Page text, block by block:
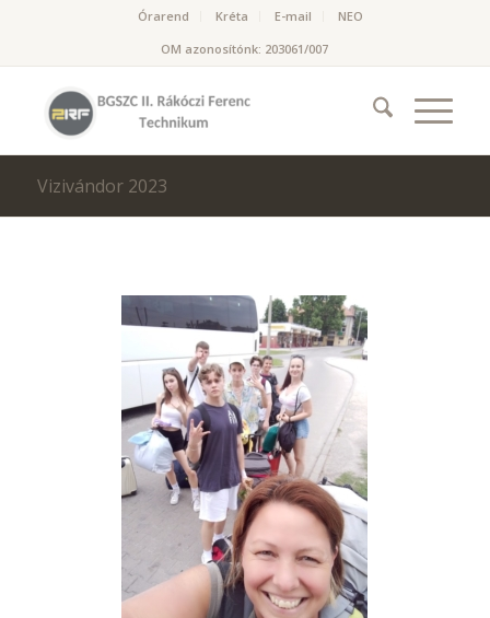
Órarend Kréta E-mail
NEO
OM azonosítónk: 203061/007
Vizivándor 2023